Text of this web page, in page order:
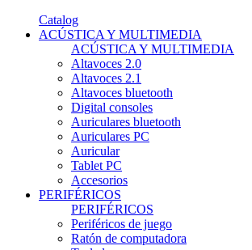
Catalog
ACÚSTICA Y MULTIMEDIA
ACÚSTICA Y MULTIMEDIA
Altavoces 2.0
Altavoces 2.1
Altavoces bluetooth
Digital consoles
Auriculares bluetooth
Auriculares PC
Auricular
Tablet PC
Accesorios
PERIFÉRICOS
PERIFÉRICOS
Periféricos de juego
Ratón de computadora